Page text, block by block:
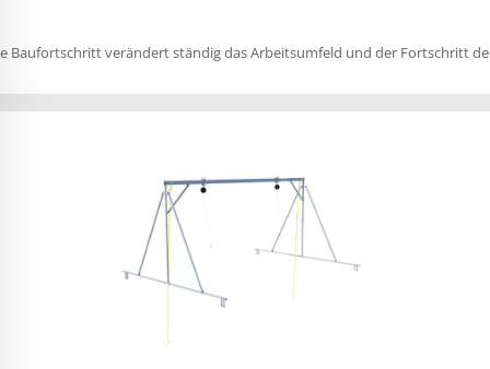
Baufortschritt verändert ständig das Arbeitsumfeld und der Fortschritt